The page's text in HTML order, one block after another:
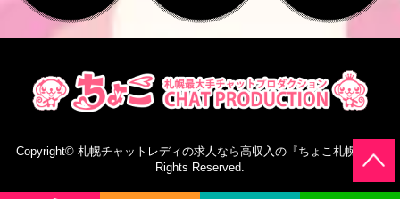
Copyright© 札幌チャットレディの求人なら高収入の『ちょこ札幌』
All
Rights Reserved.